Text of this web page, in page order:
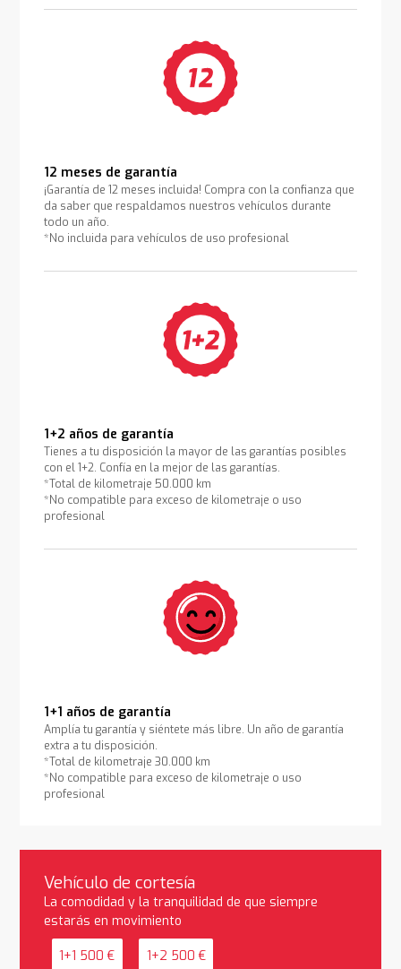
12 meses de garantía
¡Garantía de 12 meses incluida! Compra con la confianza que
da saber que respaldamos nuestros vehículos durante
todo un año.
*No incluida para vehículos de uso profesional
1+2 años de garantía
Tienes a tu disposición la mayor de las garantías posibles
con el 1+2. Confía en la mejor de las garantías.
*Total de kilometraje 50.000 km
*No compatible para exceso de kilometraje o uso
profesional
1+1 años de garantía
Amplía tu garantía y siéntete más libre. Un año de garantía
extra a tu disposición.
*Total de kilometraje 30.000 km
*No compatible para exceso de kilometraje o uso
profesional
Vehículo de cortesía
La comodidad y la tranquilidad de que siempre
estarás en movimiento
1+1 500 € 1+2 500 €